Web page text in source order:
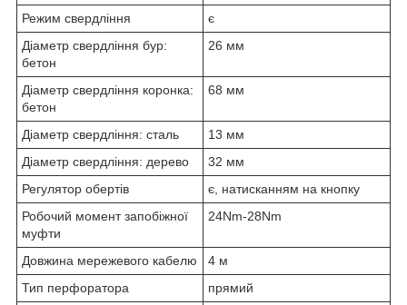
Режим свердління
є
Діаметр свердління бур:
бетон
26 мм
Діаметр свердління коронка:
бетон
68 мм
Діаметр свердління: сталь
13 мм
Діаметр свердління: дерево
32 мм
Регулятор обертів
є, натисканням на кнопку
Робочий момент запобіжної
муфти
24Nm-28Nm
Довжина мережевого кабелю
4 м
Тип перфоратора
прямий